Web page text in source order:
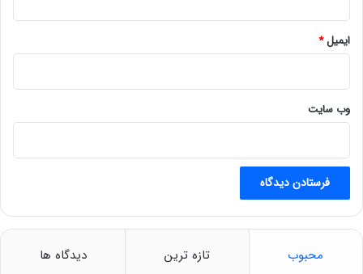
امیدواریم با ارائه راهکارهای مناسب و سیاست گزاری صحیح و با
همکاری مجموعه‌های مختلف بتوانیم بر مشکلات این حوزه غلبه کنیم.
انتهای پیام
از کجا بفهمیم هدفون شارژ شده است؟
6 سپتامبر 2021
قیمت رانا پلاس شش دنده TU5 پلاس اعلام شد
ایمیل*
وب‌ سایت
محبوب تازه ترین دیدگاه ها